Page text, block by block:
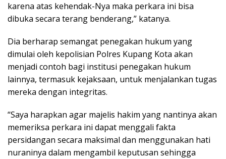
karena atas kehendak-Nya maka perkara ini bisa
dibuka secara terang benderang,” katanya.
Dia berharap semangat penegakan hukum yang
dimulai oleh kepolisian Polres Kupang Kota akan
menjadi contoh bagi institusi penegakan hukum
lainnya, termasuk kejaksaan, untuk menjalankan tugas
mereka dengan integritas.
“Saya harapkan agar majelis hakim yang nantinya akan
memeriksa perkara ini dapat menggali fakta
persidangan secara maksimal dan menggunakan hati
nuraninya dalam mengambil keputusan sehingga